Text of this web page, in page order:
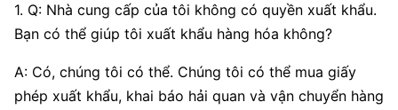
1. Q: Nhà cung cấp của tôi không có quyền xuất khẩu.
Bạn có thể giúp tôi xuất khẩu hàng hóa không?
A: Có, chúng tôi có thể. Chúng tôi có thể mua giấy
phép xuất khẩu, khai báo hải quan và vận chuyển hàng